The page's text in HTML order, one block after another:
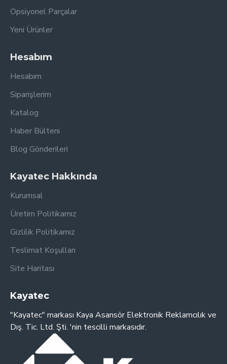
Opsiyonel Parçalar
Yeni Ürünler
Hesabım
Hesabım
Siparişlerim
Katalog
Haber Bülteni
Blog Gönderileri
Kayatec Hakkında
Kurumsal
Üretim Politikamız
Gizlilik Politikamız
Teslimat Koşulları
Site Haritası
Kayatec
"Kayatec" markası Kaya Asansör Elektronik Reklamcılık ve
Dış. Tic. Ltd. Şti. 'nin tescilli markasıdır.